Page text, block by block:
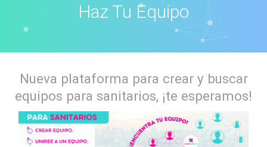
Haz Tu Equipo
Nueva plataforma para crear y buscar
equipos para sanitarios, ¡te esperamos!